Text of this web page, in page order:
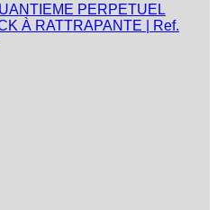
PERPETUEL
À RATTRAPANTE | Ref.